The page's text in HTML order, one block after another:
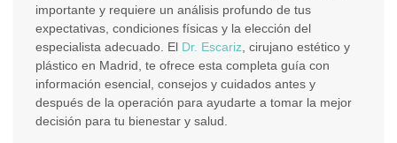
importante y requiere un análisis profundo de tus
expectativas, condiciones físicas y la elección del
especialista adecuado. El Dr. Escariz , cirujano estético y
plástico en Madrid, te ofrece esta completa guía con
información esencial, consejos y cuidados antes y
después de la operación para ayudarte a tomar la mejor
decisión para tu bienestar y salud.